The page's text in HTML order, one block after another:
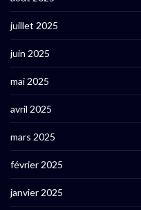
juillet 2025
juin 2025
mai 2025
avril 2025
mars 2025
février 2025
janvier 2025